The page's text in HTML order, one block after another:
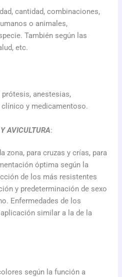
cantidad, combinaciones,
o animales,
También según las
etc.
anestesias,
y medicamentoso.
AVICULTURA:
zona, para cruzas y crías, para
óptima según la
de los más resistentes
y predeterminación de sexo
Enfermedades de los
similar a la de la
según la función a